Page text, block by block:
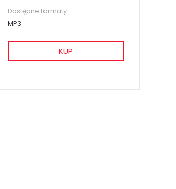
Dostępne formaty
MP3
KUP